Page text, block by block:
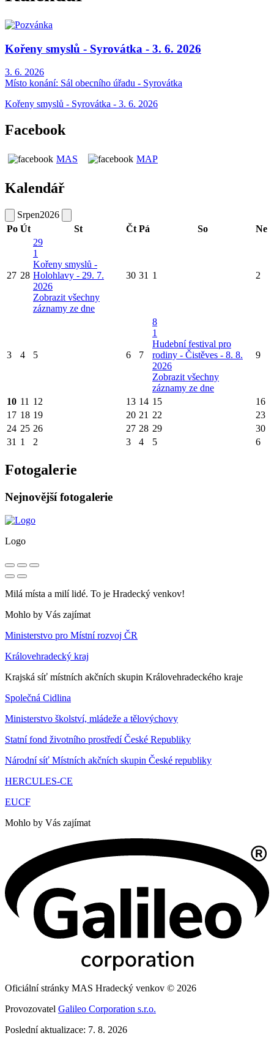
Kořeny smyslů - Syrovátka - 3. 6. 2026
3. 6. 2026
Místo konání: Sál obecního úřadu - Syrovátka
Kořeny smyslů - Syrovátka - 3. 6. 2026
Facebook
MAS MAP
Kalendář
Srpen2026
Po Út St Čt Pá So Ne
27 28
29
1
Kořeny smyslů -
Holohlavy - 29. 7.
2026
Zobrazit všechny
záznamy ze dne
30 31 1 2
3 4 5 6 7
8
1
Hudební festival pro
rodiny - Čistěves - 8. 8.
2026
Zobrazit všechny
záznamy ze dne
9
10 11 12 13 14 15
16
17 18 19 20 21 22
23
24 25 26 27 28 29
30
31 1 2 3 4 5 6
Fotogalerie
Nejnovější fotogalerie
Logo
Milá místa a milí lidé. To je Hradecký venkov!
Mohlo by Vás zajímat
Ministerstvo pro Místní rozvoj ČR
Královehradecký kraj
Krajská síť místních akčních skupin Královehradeckého kraje
Společná Cidlina
Ministerstvo školství, mládeže a tělovýchovy
Statní fond životního prostředí České Republiky
Národní síť Místních akčních skupin České republiky
HERCULES-CE
EUCF
Mohlo by Vás zajímat
Oficiální stránky MAS Hradecký venkov © 2026
Provozovatel Galileo Corporation s.r.o.
Poslední aktualizace: 7. 8. 2026